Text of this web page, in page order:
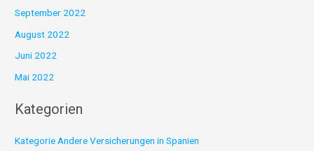
September 2022
August 2022
Juni 2022
Mai 2022
Kategorien
Kategorie Andere Versicherungen in Spanien